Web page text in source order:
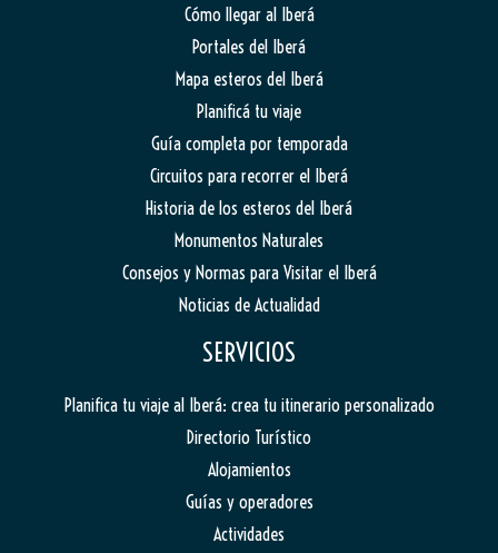
Cómo llegar al Iberá
Portales del Iberá
Mapa esteros del Iberá
Planificá tu viaje
Guía completa por temporada
Circuitos para recorrer el Iberá
Historia de los esteros del Iberá
Monumentos Naturales
Consejos y Normas para Visitar el Iberá
Noticias de Actualidad
SERVICIOS
Planifica tu viaje al Iberá: crea tu itinerario personalizado
Directorio Turístico
Alojamientos
Guías y operadores
Actividades